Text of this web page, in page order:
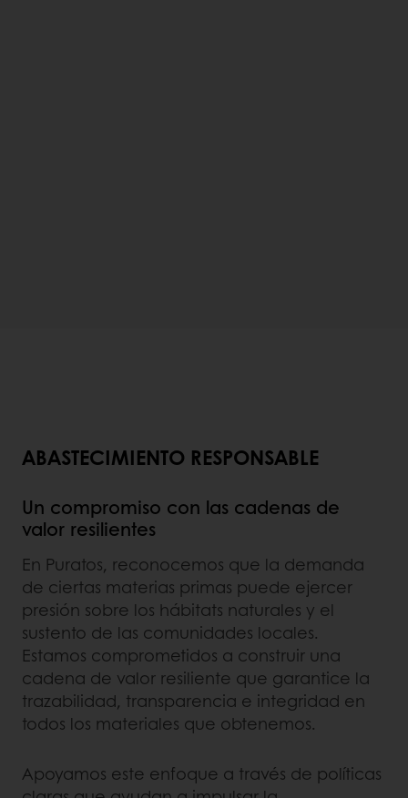
ABASTECIMIENTO RESPONSABLE
Un compromiso con las cadenas de
valor resilientes
En Puratos, reconocemos que la demanda
de ciertas materias primas puede ejercer
presión sobre los hábitats naturales y el
sustento de las comunidades locales.
Estamos comprometidos a construir una
cadena de valor resiliente que garantice la
trazabilidad, transparencia e integridad en
todos los materiales que obtenemos.
Apoyamos este enfoque a través de políticas